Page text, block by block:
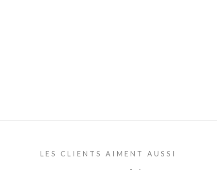
LES CLIENTS AIMENT AUSSI